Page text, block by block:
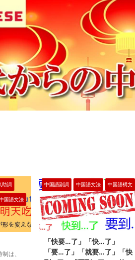
助詞
国語文法
は、
中国語副詞 中国語文法 中国語構文
「快要…了」「快…了」
「要…了」「就要…了」「快